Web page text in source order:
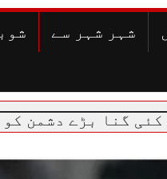
شہر شہر سے
دشمن کو شکست